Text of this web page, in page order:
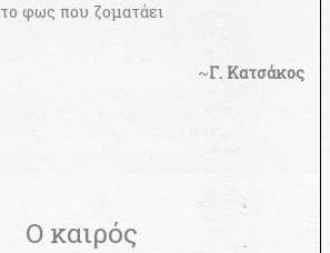
το φως που ζοματάει
~Γ. Κατσάκος
Ο καιρός